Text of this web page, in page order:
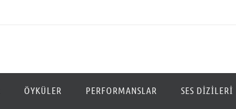
ÖYKÜLER PERFORMANSLAR SES DIZILERI